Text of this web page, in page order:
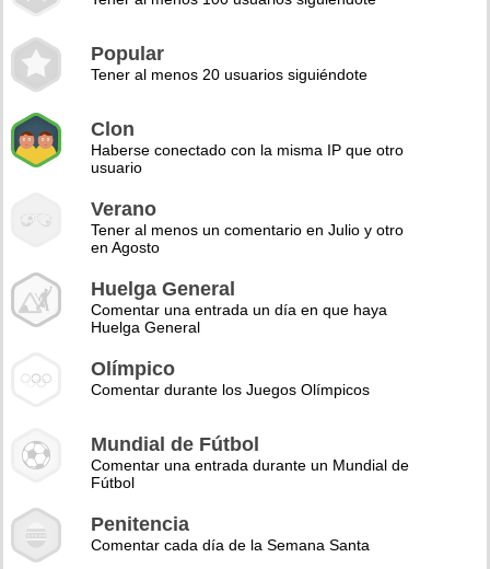
Popular
Tener al menos 20 usuarios siguiéndote
Clon
Haberse conectado con la misma IP que otro
usuario
Verano
Tener al menos un comentario en Julio y otro
en Agosto
Huelga General
Comentar una entrada un día en que haya
Huelga General
Olímpico
Comentar durante los Juegos Olímpicos
Mundial de Fútbol
Comentar una entrada durante un Mundial de
Fútbol
Penitencia
Comentar cada día de la Semana Santa